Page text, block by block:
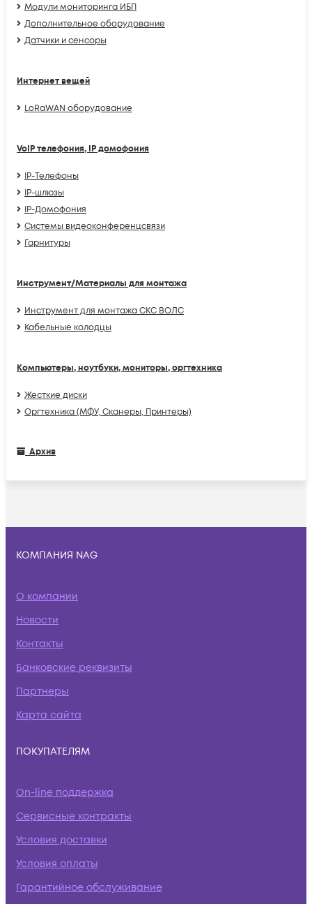
Модули мониторинга ИБП
Дополнительное оборудование
Датчики и сенсоры
Интернет вещей
LoRaWAN оборудование
VoIP телефония, IP домофония
IP-Телефоны
IP-шлюзы
IP-Домофония
Системы видеоконференцсвязи
Гарнитуры
Инструмент/Материалы для монтажа
Инструмент для монтажа СКС ВОЛС
Кабельные колодцы
Компьютеры, ноутбуки, мониторы, оргтехника
Жесткие диски
Оргтехника (МФУ, Сканеры, Принтеры)
Архив
КОМПАНИЯ NAG
О компании
Новости
Контакты
Банковские реквизиты
Партнеры
Карта сайта
ПОКУПАТЕЛЯМ
On-line поддержка
Сервисные контракты
Условия доставки
Условия оплаты
Гарантийное обслуживание